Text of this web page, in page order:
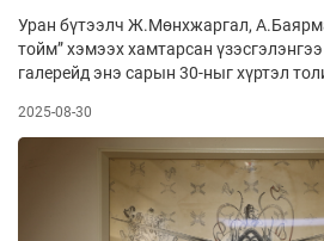
Уран бүтээлч Ж.Мөнхжаргал,
тойм” хэмээх хамтарсан
галерейд энэ сарын 30-ныг хүртэл
2025-08-30